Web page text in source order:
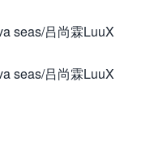
seas/吕尚霖LuuX
seas/吕尚霖LuuX